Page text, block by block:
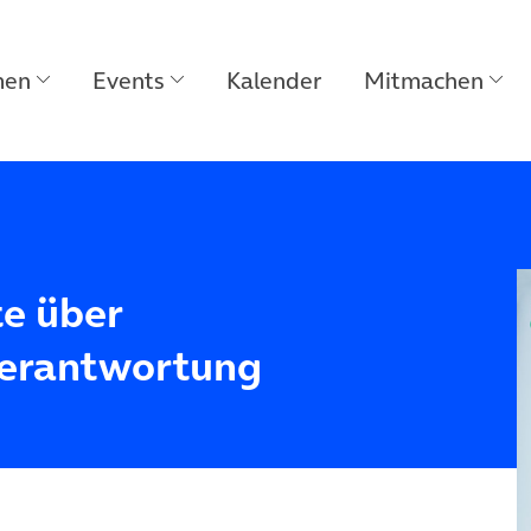
Events Kalender Mitmachen
über